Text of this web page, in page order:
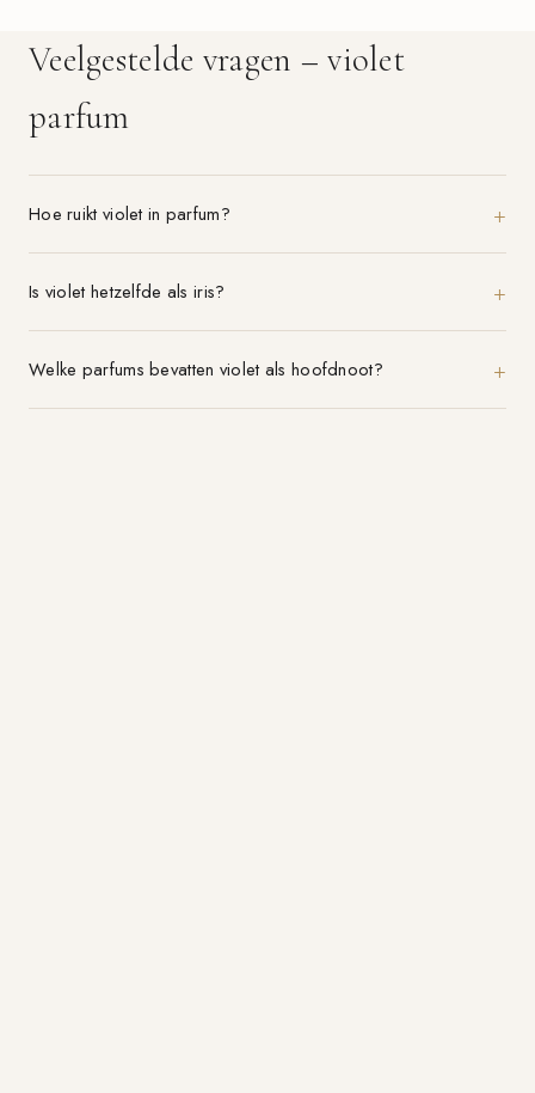
Veelgestelde vragen – violet
parfum
Hoe ruikt violet in parfum?
Is violet hetzelfde als iris?
Welke parfums bevatten violet als hoofdnoot?